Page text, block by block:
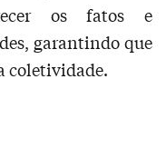
os fatos e
garantindo que
coletividade.